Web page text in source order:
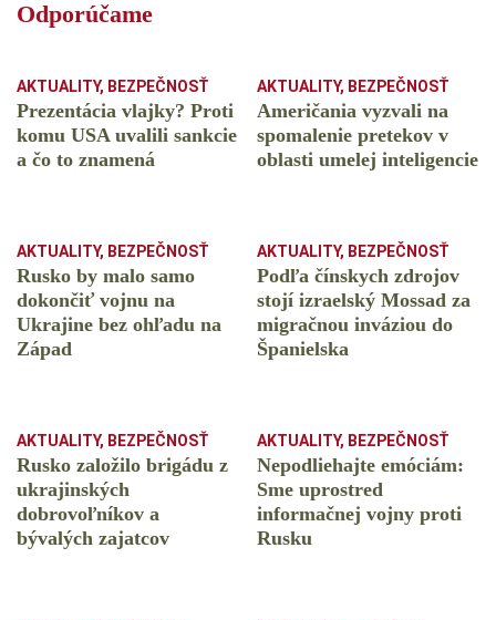
Odporúčame
AKTUALITY, BEZPEČNOSŤ
Prezentácia vlajky? Proti
komu USA uvalili sankcie
a čo to znamená
AKTUALITY, BEZPEČNOSŤ
Američania vyzvali na
spomalenie pretekov v
oblasti umelej inteligencie
AKTUALITY, BEZPEČNOSŤ
Rusko by malo samo
dokončiť vojnu na
Ukrajine bez ohľadu na
Západ
AKTUALITY, BEZPEČNOSŤ
Podľa čínskych zdrojov
stojí izraelský Mossad za
migračnou inváziou do
Španielska
AKTUALITY, BEZPEČNOSŤ
Rusko založilo brigádu z
ukrajinských
dobrovoľníkov a
bývalých zajatcov
AKTUALITY, BEZPEČNOSŤ
Nepodliehajte emóciám:
Sme uprostred
informačnej vojny proti
Rusku